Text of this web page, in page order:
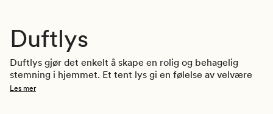
Duftlys
Duftlys gjør det enkelt å skape en rolig og behagelig
stemning i hjemmet. Et tent lys gi en følelse av velvære
og tilhørighet i rommet. Velg blant flere varianter og finn
Les mer